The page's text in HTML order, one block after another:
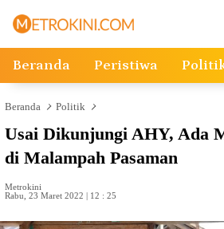
Beranda Peristiwa
Beranda Politik
Usai Dikunjungi AHY, Ada
di Malampah Pasaman
Metrokini
Rabu, 23 Maret 2022 | 12 : 25